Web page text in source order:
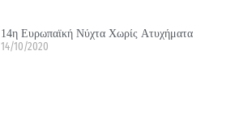
14η Ευρωπαϊκή Νύχτα Χωρίς Ατυχήματα
14/10/2020